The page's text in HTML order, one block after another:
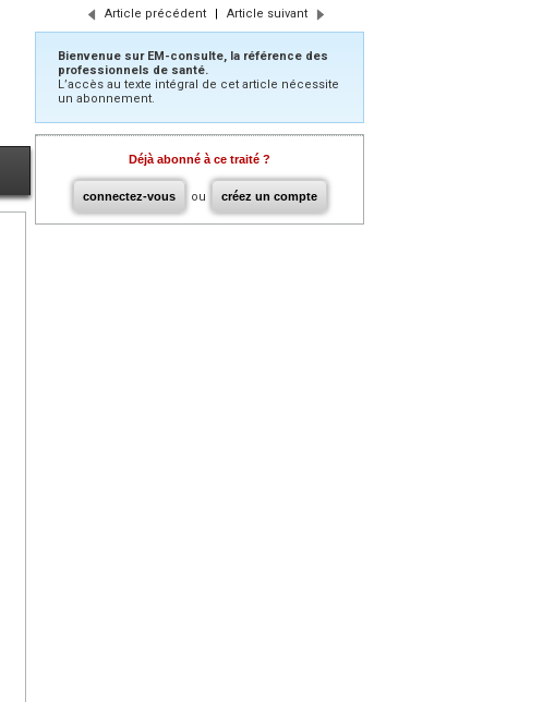
Article précédent | Article suivant
Bienvenue sur EM-consulte, la référence des
professionnels de santé.
L’accès au texte intégral de cet article nécessite
un abonnement.
Déjà abonné à ce traité ?
connectez-vous ou créez un compte